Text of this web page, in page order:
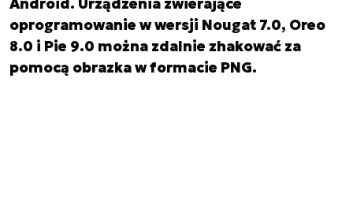
oprogramowanie w wersji Nougat 7.0, Oreo
8.0 i Pie 9.0 można zdalnie zhakować za
pomocą obrazka w formacie PNG.